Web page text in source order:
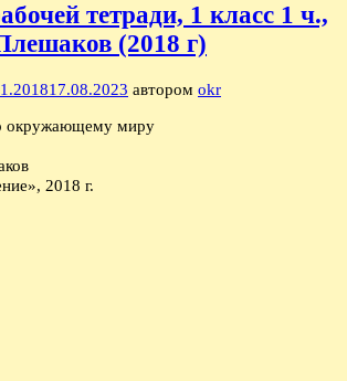
тетради, 1 класс 1 ч.,
(2018 г)
17.08.2023 автором okr
окружающему миру
2018 г.